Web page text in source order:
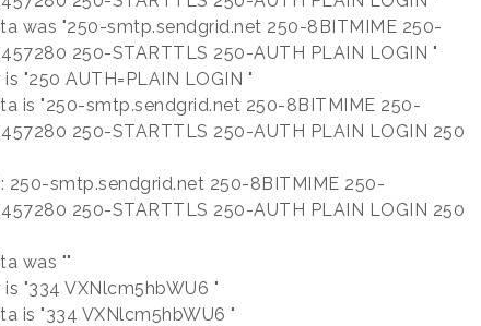
was "250-smtp.sendgrid.net 250-8BITMIME 250-
250-STARTTLS 250-AUTH PLAIN LOGIN "
"250 AUTH=PLAIN LOGIN "
is "250-smtp.sendgrid.net 250-8BITMIME 250-
250-STARTTLS 250-AUTH PLAIN LOGIN 250
250-smtp.sendgrid.net 250-8BITMIME 250-
250-STARTTLS 250-AUTH PLAIN LOGIN 250
was ""
"334 VXNlcm5hbWU6 "
is "334 VXNlcm5hbWU6 "